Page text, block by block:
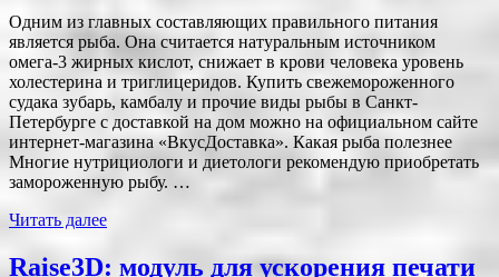
Одним из главных составляющих правильного питания
является рыба. Она считается натуральным источником
омега-3 жирных кислот, снижает в крови человека уровень
холестерина и триглицеридов. Купить свежемороженного
судака зубарь, камбалу и прочие виды рыбы в Санкт-
Петербурге с доставкой на дом можно на официальном сайте
интернет-магазина «ВкусДоставка». Какая рыба полезнее
Многие нутрициологи и диетологи рекомендую приобретать
замороженную рыбу. …
Читать далее
Raise3D: модуль для ускорения печати